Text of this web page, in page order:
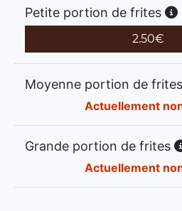
Petite portion de frites
2.50€
Moyenne portion de frites
Actuellement
Grande portion de frites
Actuellement